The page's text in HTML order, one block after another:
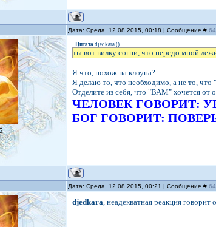
Дата: Среда, 12.08.2015, 00:18 | Сообщение #
Цитата djedkara ()
ты вот вилку согни, что передо мной
Я что, похож на клоуна?
Я делаю то, что необходимо, а не то,
Отделите из себя, что "ВАМ" хочется от
ЧЕЛОВЕК ГОВОРИТ:
БОГ ГОВОРИТ:
Дата: Среда, 12.08.2015, 00:21 | Сообщение #
djedkara, неадекватная реакция